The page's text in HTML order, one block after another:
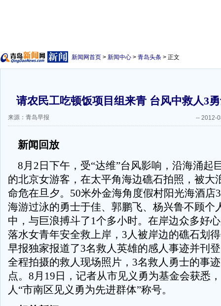
新闻网首页 > 新闻中心 > 青岛头条 > 正文
请农民工吃顿饭项目组来青 台风中救人3
来源：青岛早报 -- 2012-
新闻回放
8月2日下午，受“达维”台风影响，沿海涌起
的北京女游客，在太平角海边礁石拍照，被大
命危在旦夕。50米外金海角度假村阳光海酒店
海游过泳的勇士于佳、郭鹏飞、杨兴鲁不顾个
中，与巨浪搏斗了1个多小时。在岸边众多好
落水女青年安全救上岸，3人被岸边的礁石划
早报独家报道了3名救人英雄的感人事迹并刊
全程拍摄的救人现场照片，3名救人勇士的事
点。8月19日，记者从市见义勇为基金会获悉
人“市南区见义勇为先进群体”称号。